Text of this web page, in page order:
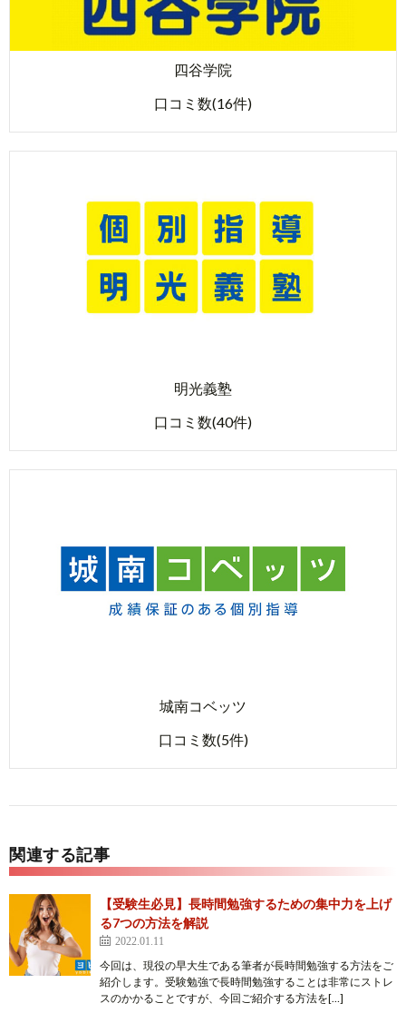
四谷学院
口コミ数(16件)
明光義塾
口コミ数(40件)
城南コベッツ
口コミ数(5件)
関連する記事
【受験生必見】長時間勉強するための集中力を上げ
る7つの方法を解説
2022.01.11
今回は、現役の早大生である筆者が長時間勉強する方法をご
紹介します。受験勉強で長時間勉強することは非常にストレ
スのかかることですが、今回ご紹介する方法を[…]